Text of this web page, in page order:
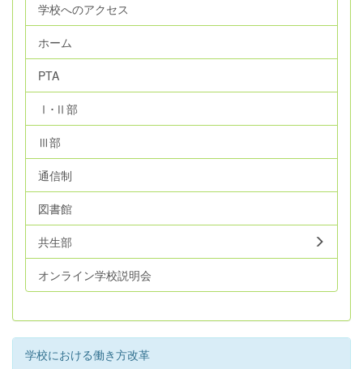
学校へのアクセス
ホーム
PTA
Ⅰ･Ⅱ部
Ⅲ部
通信制
図書館
共生部
オンライン学校説明会
学校における働き方改革